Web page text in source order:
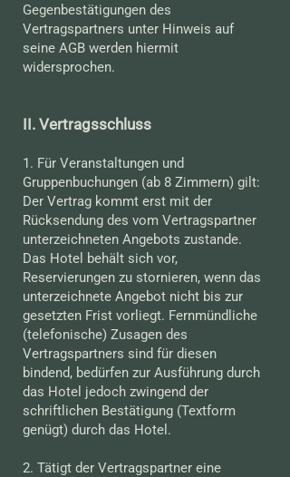
Gegenbestätigungen des
Vertragspartners unter Hinweis auf
seine AGB werden hiermit
widersprochen.
II. Vertragsschluss
1. Für Veranstaltungen und
Gruppenbuchungen (ab 8 Zimmern) gilt:
Der Vertrag kommt erst mit der
Rücksendung des vom Vertragspartner
unterzeichneten Angebots zustande.
Das Hotel behält sich vor,
Reservierungen zu stornieren, wenn das
unterzeichnete Angebot nicht bis zur
gesetzten Frist vorliegt. Fernmündliche
(telefonische) Zusagen des
Vertragspartners sind für diesen
bindend, bedürfen zur Ausführung durch
das Hotel jedoch zwingend der
schriftlichen Bestätigung (Textform
genügt) durch das Hotel.
2. Tätigt der Vertragspartner eine